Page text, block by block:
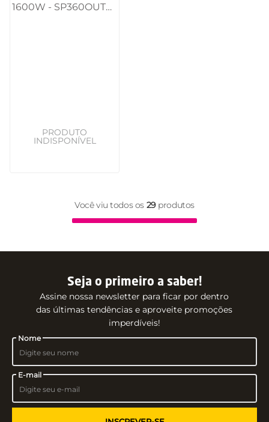
1600W - SP360OUT
Você viu todos os 29produtos
Seja o primeiro a saber!
Assine nossa newsletter para ficar por dentro
das últimas tendências e aproveite promoções
imperdíveis!
Nome
E-mail